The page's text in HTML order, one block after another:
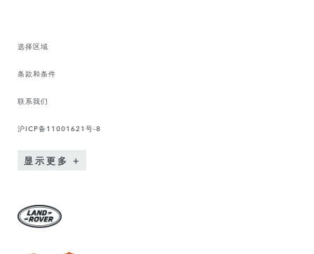
选择区域
条款和条件
联系我们
沪ICP备11001621号-8
显示更多